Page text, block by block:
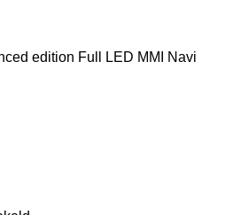
edition Full LED MMI Navi